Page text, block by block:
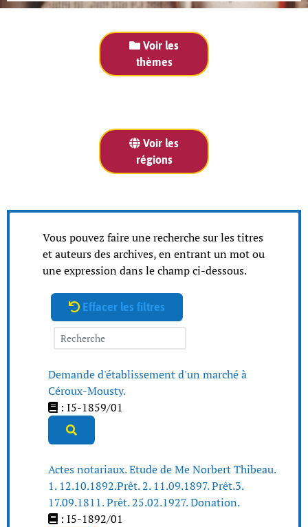
Voir les
thèmes
Voir les
régions
Vous pouvez faire une recherche sur les titres
et auteurs des archives, en entrant un mot ou
une expression dans le champ ci-dessous.
Effacer les filtres
Demande d'établissement d'un marché à
Céroux-Mousty.
: I5-1859/01
Actes notariaux. Etude de Me Norbert Thibeau.
1. 12.10.1892.Prêt. 2. 11.09.1897. Prêt.3.
17.09.1811. Prêt. 25.02.1927. Donation.
: I5-1892/01